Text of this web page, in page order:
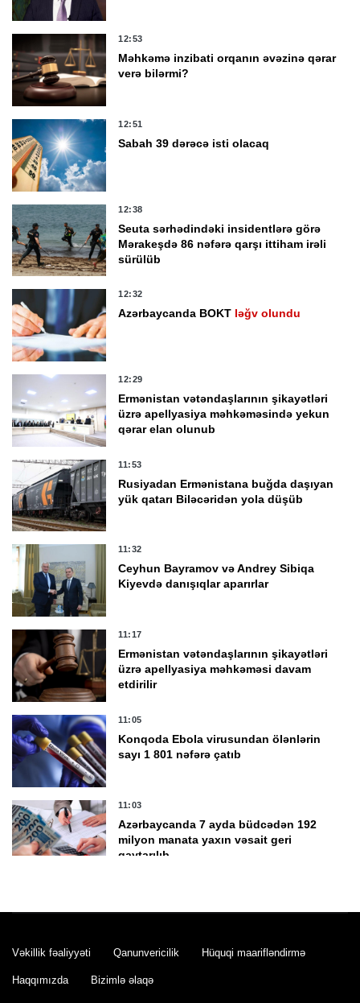
12:53
Məhkəmə inzibati orqanın əvəzinə qərar
verə bilərmi?
12:51
Sabah 39 dərəcə isti olacaq
12:38
Seuta sərhədindəki insidentlərə görə
Mərakeşdə 86 nəfərə qarşı ittiham irəli
sürülüb
12:32
Azərbaycanda BOKT ləğv olundu
12:29
Ermənistan vətəndaşlarının şikayətləri
üzrə apellyasiya məhkəməsində yekun
qərar elan olunub
11:53
Rusiyadan Ermənistana buğda daşıyan
yük qatarı Biləcəridən yola düşüb
11:32
Ceyhun Bayramov və Andrey Sibiqa
Kiyevdə danışıqlar aparırlar
11:17
Ermənistan vətəndaşlarının şikayətləri
üzrə apellyasiya məhkəməsi davam
etdirilir
11:05
Konqoda Ebola virusundan ölənlərin
sayı 1 801 nəfərə çatıb
11:03
Azərbaycanda 7 ayda büdcədən 192
milyon manata yaxın vəsait geri
qaytarılıb
FHN küləkli havada çimərliklərə
10:42
Vəkillik fəaliyyəti Qanunvericilik Hüquqi maarifləndirmə
Haqqımızda Bizimlə əlaqə